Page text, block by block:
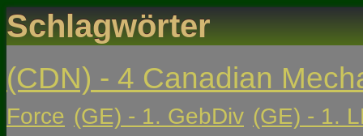
Schlagwörter
(CDN) - 4 Canadian
Force (GE) - 1. GebDiv (GE) - 1.